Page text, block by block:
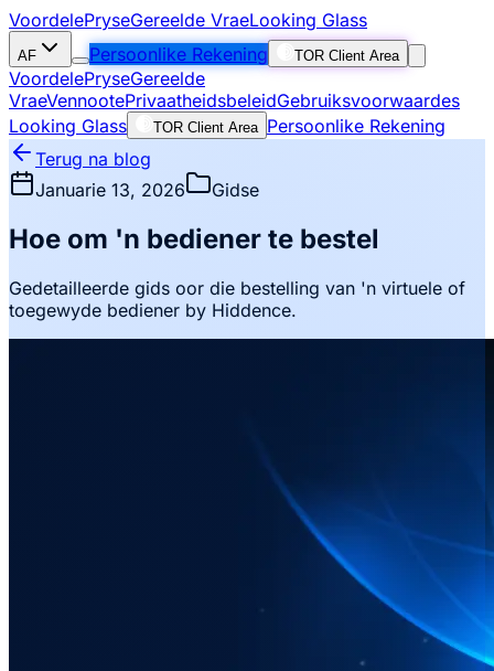
VoordelePryseGereelde VraeLooking Glass
AF Persoonlike Rekening TOR Client Area
VoordelePryseGereelde
VraeVennootePrivaatheidsbeleidGebruiksvoorwaardes
Looking Glass
TOR Client Area Persoonlike Rekening
Terug na blog
Januarie 13, 2026
Gidse
Hoe om 'n bediener te bestel
Gedetailleerde gids oor die bestelling van 'n virtuele of
toegewyde bediener by Hiddence.